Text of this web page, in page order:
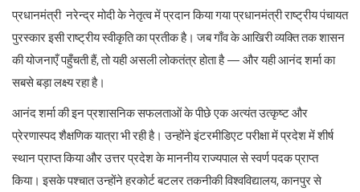
प्रधानमंत्री नरेन्द्र मोदी के नेतृत्व में प्रदान किया गया प्रधानमंत्री राष्ट्रीय पंचायत
पुरस्कार इसी राष्ट्रीय स्वीकृति का प्रतीक है। जब गाँव के आखिरी व्यक्ति तक शासन
की योजनाएँ पहुँचती हैं, तो यही असली लोकतंत्र होता है — और यही आनंद शर्मा का
सबसे बड़ा लक्ष्य रहा है।
आनंद शर्मा की इन प्रशासनिक सफलताओं के पीछे एक अत्यंत उत्कृष्ट और
प्रेरणास्पद शैक्षणिक यात्रा भी रही है। उन्होंने इंटरमीडिएट परीक्षा में प्रदेश में शीर्ष
स्थान प्राप्त किया और उत्तर प्रदेश के माननीय राज्यपाल से स्वर्ण पदक प्राप्त
किया। इसके पश्चात उन्होंने हरकोर्ट बटलर तकनीकी विश्वविद्यालय, कानपुर से